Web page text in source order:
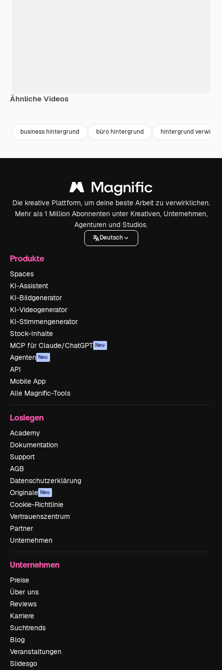
Ähnliche Videos
business hintergrund büro hintergrund hintergrund
Die kreative Plattform, um deine beste Arbeit zu verwirklichen.
Mehr als 1 Million Abonnenten unter Kreativen, Unternehmen,
Agenturen und Studios.
Deutsch
Produkte
Spaces
KI-Assistent
KI-Bildgenerator
KI-Videogenerator
KI-Stimmengenerator
Stock-Inhalte
MCP für Claude/ChatGPT Neu
Agenten Neu
API
Mobile App
Alle Magnific-Tools
Loslegen
Academy
Dokumentation
Support
AGB
Datenschutzerklärung
Originale Neu
Cookie-Richtlinie
Vertrauenszentrum
Partner
Unternehmen
Unternehmen
Preise
Über uns
Reviews
Karriere
Suchtrends
Blog
Veranstaltungen
Slidesgo